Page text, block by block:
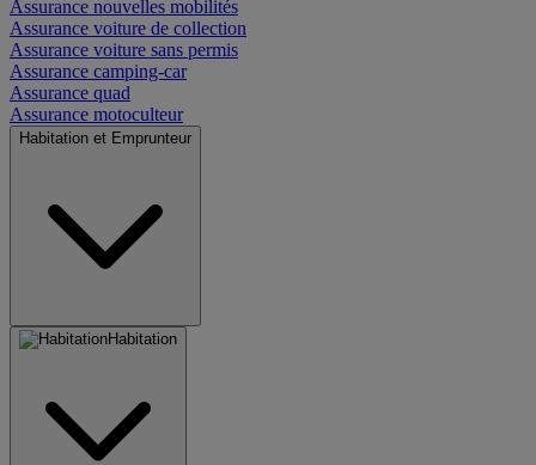
Assurance nouvelles mobilités
Assurance voiture de collection
Assurance voiture sans permis
Assurance camping-car
Assurance quad
Assurance motoculteur
Habitation et Emprunteur
Habitation